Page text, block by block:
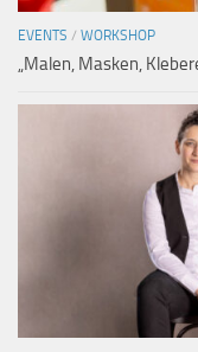
EVENTS / WORKSHOP
„Malen, Masken,